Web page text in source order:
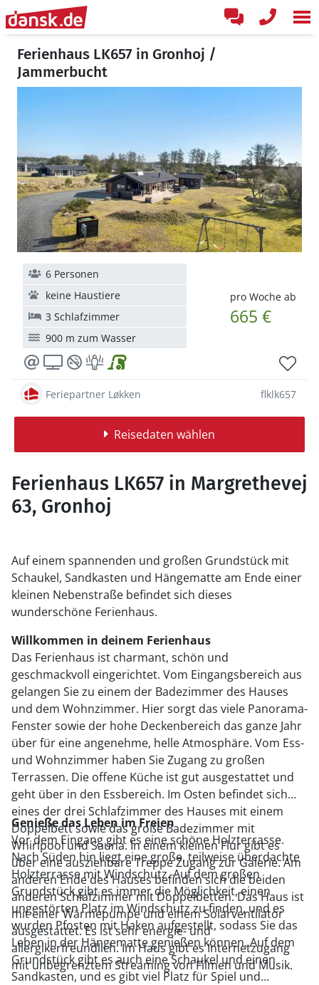
Ferienhaus LK657 in Gronhoj /
Jammerbucht
pro Woche ab
665 €
6 Personen
keine Haustiere
3 Schlafzimmer
900 m zum Wasser
Feriepartner Løkken flklk657
Reisedaten wählen
Ferienhaus LK657 in Margrethevej
63, Gronhoj
Auf einem spannenden und großen Grundstück mit
Schaukel, Sandkasten und Hängematte am Ende einer
kleinen Nebenstraße befindet sich dieses
wunderschöne Ferienhaus.
Willkommen in deinem Ferienhaus
Das Ferienhaus ist charmant, schön und
geschmackvoll eingerichtet. Vom Eingangsbereich aus
gelangen Sie zu einem der Badezimmer des Hauses
und dem Wohnzimmer. Hier sorgt das viele Panorama-
Fenster sowie der hohe Deckenbereich das ganze Jahr
über für eine angenehme, helle Atmosphäre. Vom Ess-
und Wohnzimmer haben Sie Zugang zu großen
Terrassen. Die offene Küche ist gut ausgestattet und
geht über in den Essbereich. Im Osten befindet sich
eines der drei Schlafzimmer des Hauses mit einem
Doppelbett sowie das große Badezimmer mit
Whirlpool und Sauna. In einem kleinen Flur gibt es
über eine ausziehbare Treppe Zugang zur Galerie. Am
anderen Ende des Hauses befinden sich die beiden
anderen Schlafzimmer mit Doppelbetten. Das Haus ist
mit einer Wärmepumpe und einem Solarventilator
ausgestattet. Es ist sehr energie- und
allergikerfreundlich. Im Haus gibt es Internetzugang
mit unbegrenztem Streaming von Filmen und Musik.
Genieße das Leben im Freien
Vor dem Eingang gibt es eine schöne Holzterrasse.
Nach Süden hin liegt eine große, teilweise überdachte
Holzterrasse mit Windschutz. Auf dem großen
Grundstück gibt es immer die Möglichkeit, einen
ungestörten Platz im Windschutz zu finden, und es
wurden Pfosten mit Haken aufgestellt, sodass Sie das
Leben in der Hängematte genießen können. Auf dem
Grundstück gibt es auch eine Schaukel und einen
Sandkasten, und es gibt viel Platz für Spiel und